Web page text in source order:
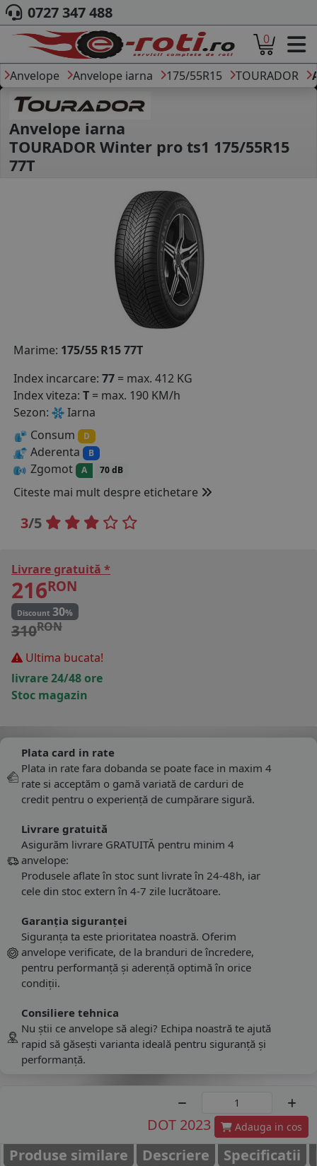
ACASA
DESPRE NOI
ANVELOPE
AUTO
CAMION
MOTO
AGROINDUSTRIALE
DIMENSIUNI
PRODUCATORI ANVELOPE
MARCA AUTO
BLOG
B2B - COLABORARE COMPANII
CONTACT
0727 347 488
0
Anvelope Anvelope iarna 175/55R15 TOURADOR
Anvelope iarna
TOURADOR Winter pro ts1 175/55R15
77T
Marime: 175/55 R15 77T
Index incarcare: 77 = max. 412 KG
Index viteza: T = max. 190 KM/h
Sezon:
Iarna
Consum
D
Aderenta B
Zgomot A 70 dB
Citeste mai mult despre etichetare
3/5
Livrare gratuită *
216RON
Discount 30%
310RON
Ultima bucata!
livrare 24/48 ore
Stoc magazin
Plata card in rate
Plata in rate fara dobanda se poate face in maxim 4
rate si acceptăm o gamă variată de carduri de
credit pentru o experiență de cumpărare sigură.
Livrare gratuită
Asigurăm livrare GRATUITĂ pentru minim 4
anvelope:
Produsele aflate în stoc sunt livrate în 24-48h, iar
cele din stoc extern în 4-7 zile lucrătoare.
Garanția siguranței
Siguranța ta este prioritatea noastră. Oferim
anvelope verificate, de la branduri de încredere,
pentru performanță și aderență optimă în orice
condiții.
Consiliere tehnica
Nu știi ce anvelope să alegi? Echipa noastră te ajută
rapid să găsești varianta ideală pentru siguranță și
performanță.
DOT 2023 Adauga in cos
Produse similare Descriere Specificatii